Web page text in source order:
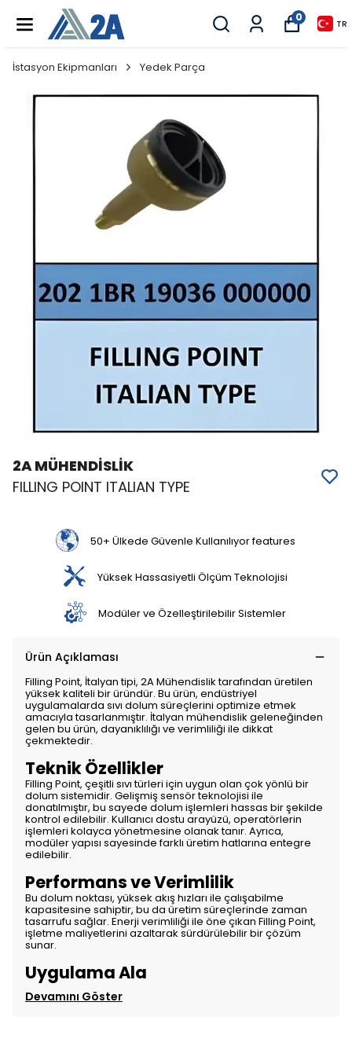
0
TR
İstasyon Ekipmanları Yedek Parça
2A MÜHENDİSLİK
FILLING POINT ITALIAN TYPE
50+ Ülkede Güvenle Kullanılıyor features
Yüksek Hassasiyetli Ölçüm Teknolojisi
Modüler ve Özelleştirilebilir Sistemler
Ürün Açıklaması
Filling Point, İtalyan tipi, 2A Mühendislik tarafından üretilen
yüksek kaliteli bir üründür. Bu ürün, endüstriyel
uygulamalarda sıvı dolum süreçlerini optimize etmek
amacıyla tasarlanmıştır. İtalyan mühendislik geleneğinden
gelen bu ürün, dayanıklılığı ve verimliliği ile dikkat
çekmektedir.
Teknik Özellikler
Filling Point, çeşitli sıvı türleri için uygun olan çok yönlü bir
dolum sistemidir. Gelişmiş sensör teknolojisi ile
donatılmıştır, bu sayede dolum işlemleri hassas bir şekilde
kontrol edilebilir. Kullanıcı dostu arayüzü, operatörlerin
işlemleri kolayca yönetmesine olanak tanır. Ayrıca,
modüler yapısı sayesinde farklı üretim hatlarına entegre
edilebilir.
Performans ve Verimlilik
Bu dolum noktası, yüksek akış hızları ile çalışabilme
kapasitesine sahiptir, bu da üretim süreçlerinde zaman
tasarrufu sağlar. Enerji verimliliği ile öne çıkan Filling Point,
işletme maliyetlerini azaltarak sürdürülebilir bir çözüm
sunar.
Uygulama Ala
Devamını Göster